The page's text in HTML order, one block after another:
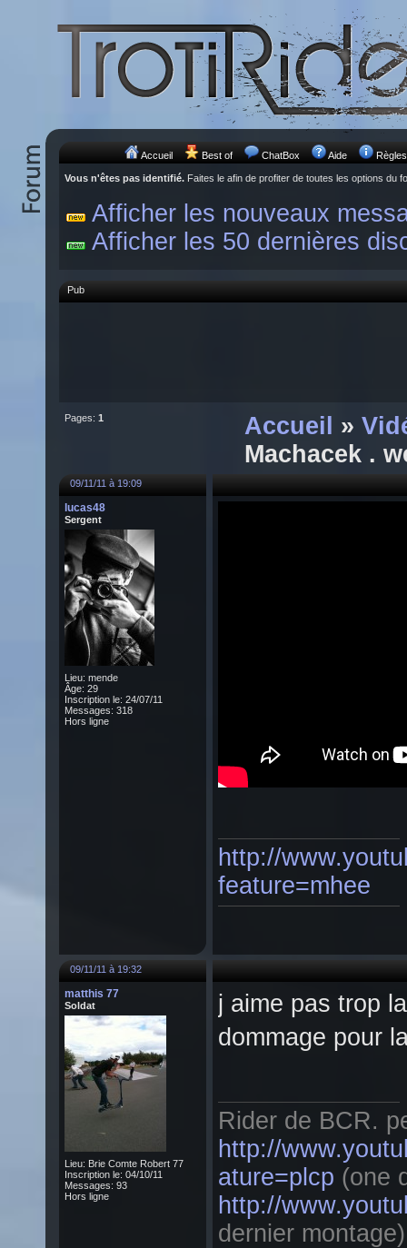
Accueil Best of ChatBox Aide Règles
Vous n'êtes pas identifié. Faites le afin de profiter de toutes les options du
Afficher les nouveaux
Afficher les 50 dernières
Pub
Pages: 1 Accueil »
Machacek .
09/11/11 à 19:09
lucas48
Sergent
Lieu: mende
Âge: 29
Inscription le: 24/07/11
Messages: 318
Hors ligne
http://
feature=mhee
09/11/11 à 19:32
matthis 77
Soldat
Lieu: Brie Comte Robert 77
Inscription le: 04/10/11
Messages: 93
Hors ligne
j aime pas trop
dommage pour
Rider de BCR.
http://
ature=plcp (one
http://
dernier montage)